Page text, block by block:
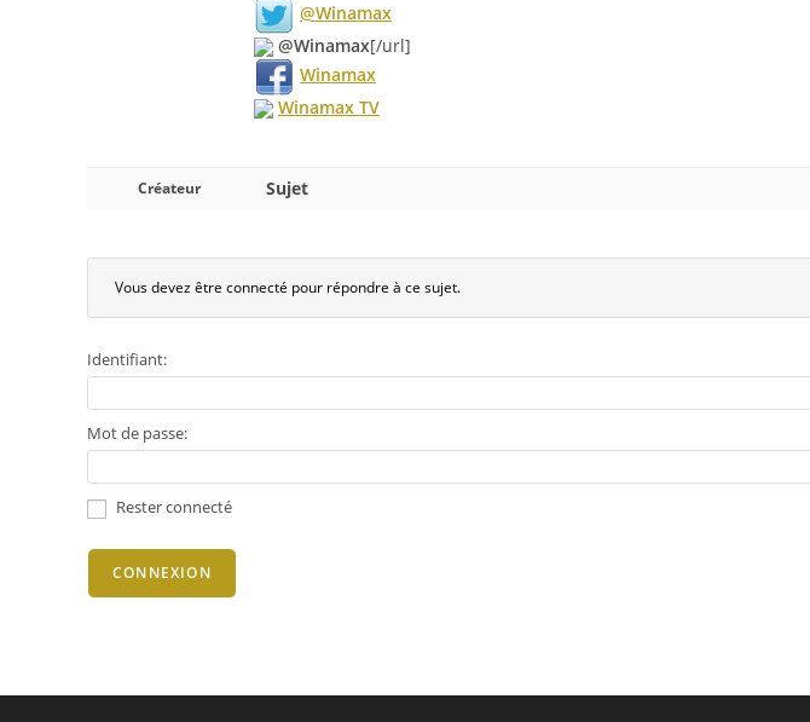
@Winamax
@Winamax[/url]
Winamax
Winamax TV
Créateur Sujet
Vous devez être connecté pour répondre à ce sujet.
Identifiant:
Mot de passe:
Rester connecté
CONNEXION